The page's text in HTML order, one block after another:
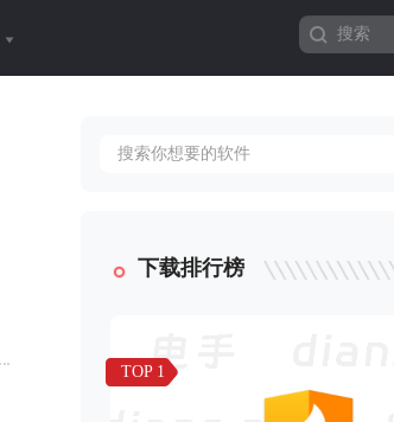
下载排行榜
TOP 1